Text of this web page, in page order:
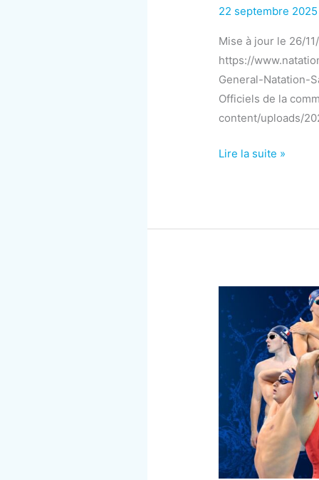
22 septembre
Mise à jour le 26/
https://
General-Natation-
Officiels de la
content/uploads/
Règlement
Saison
2026
Lire la suite »